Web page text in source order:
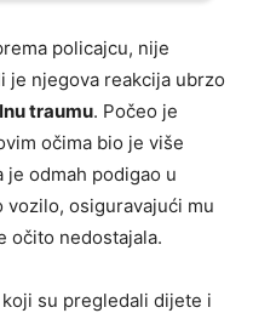
policajcu, nije
je njegova reakcija ubrzo
traumu. Počeo je
očima bio je više
je odmah podigao u
osiguravajući mu
očito nedostajala.
su pregledali dijete i